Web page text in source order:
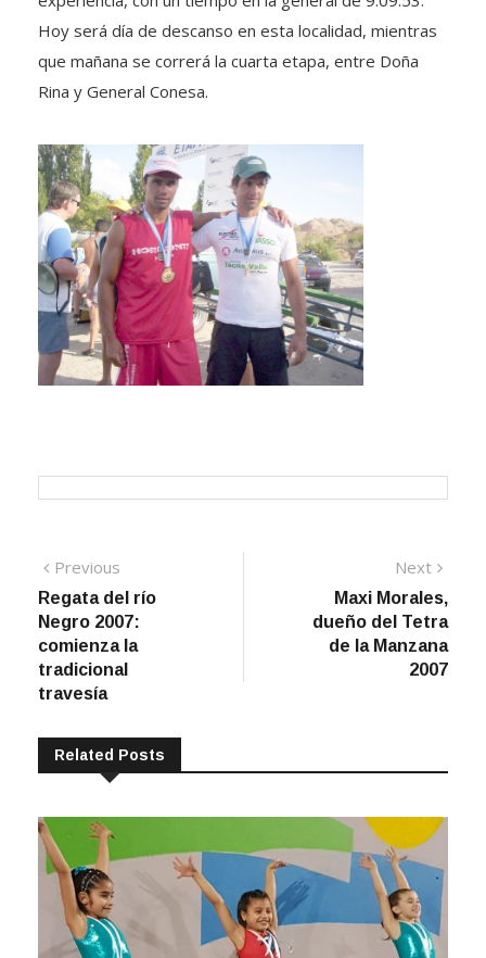
Hoy será día de descanso en esta localidad, mientras
que mañana se correrá la cuarta etapa, entre Doña
Rina y General Conesa.
Navegación
de
entradas
Previous
post:
Regata del río
Negro 2007:
comienza la
tradicional
travesía
Next
post:
Maxi Morales,
dueño del Tetra
de la Manzana
2007
Related Posts